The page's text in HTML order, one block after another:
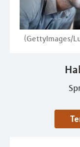
(GettyImages/